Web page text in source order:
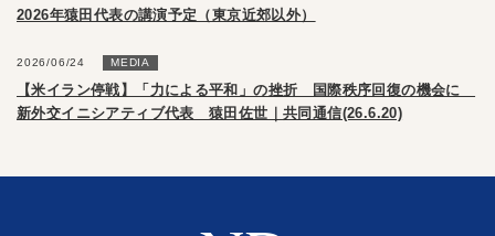
2026年猿田代表の講演予定（東京近郊以外）
2026/06/24 MEDIA
【米イラン停戦】「力による平和」の挫折 国際秩序回復の機会に
新外交イニシアティブ代表 猿田佐世｜共同通信(26.6.20)